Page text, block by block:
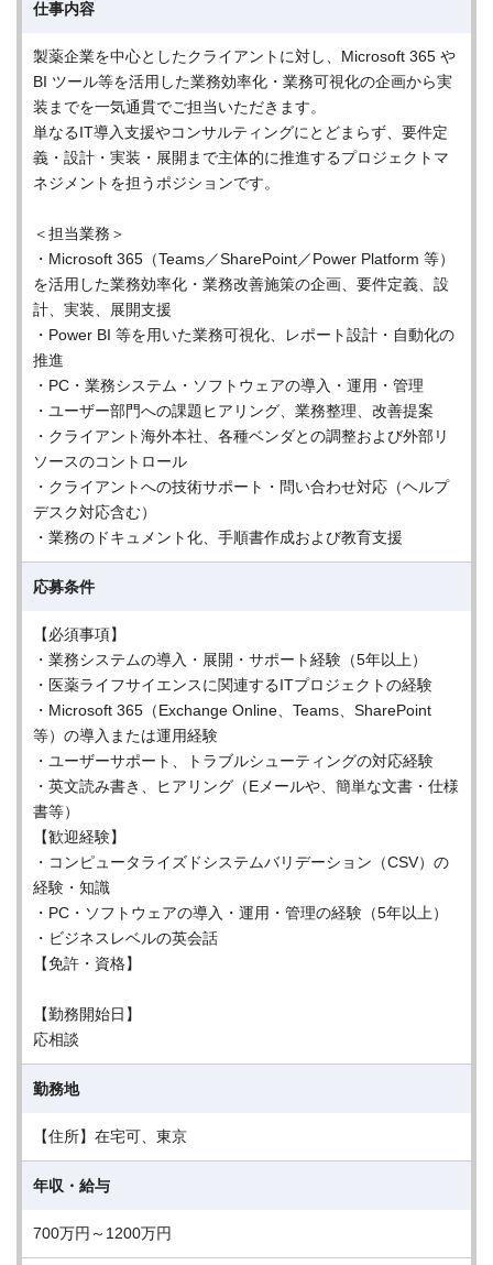
仕事内容
製薬企業を中心としたクライアントに対し、Microsoft 365 や
BI ツール等を活用した業務効率化・業務可視化の企画から実
装までを一気通貫でご担当いただきます。
単なるIT導入支援やコンサルティングにとどまらず、要件定
義・設計・実装・展開まで主体的に推進するプロジェクトマ
ネジメントを担うポジションです。
＜担当業務＞
・Microsoft 365（Teams／SharePoint／Power Platform 等）
を活用した業務効率化・業務改善施策の企画、要件定義、設
計、実装、展開支援
・Power BI 等を用いた業務可視化、レポート設計・自動化の
推進
・PC・業務システム・ソフトウェアの導入・運用・管理
・ユーザー部門への課題ヒアリング、業務整理、改善提案
・クライアント海外本社、各種ベンダとの調整および外部リ
ソースのコントロール
・クライアントへの技術サポート・問い合わせ対応（ヘルプ
デスク対応含む）
・業務のドキュメント化、手順書作成および教育支援
応募条件
【必須事項】
・業務システムの導入・展開・サポート経験（5年以上）
・医薬ライフサイエンスに関連するITプロジェクトの経験
・Microsoft 365（Exchange Online、Teams、SharePoint
等）の導入または運用経験
・ユーザーサポート、トラブルシューティングの対応経験
・英文読み書き、ヒアリング（Eメールや、簡単な文書・仕様
書等）
【歓迎経験】
・コンピュータライズドシステムバリデーション（CSV）の
経験・知識
・PC・ソフトウェアの導入・運用・管理の経験（5年以上）
・ビジネスレベルの英会話
【免許・資格】
【勤務開始日】
応相談
勤務地
【住所】在宅可、東京
年収・給与
700万円～1200万円